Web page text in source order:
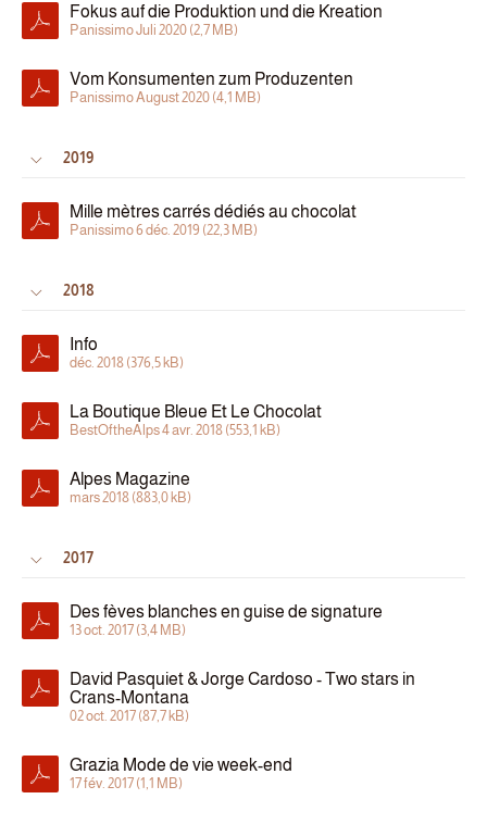
Fokus auf die Produktion und die Kreation
Panissimo Juli 2020 (2,7 MB)
Vom Konsumenten zum Produzenten
Panissimo August 2020 (4,1 MB)
2019
Mille mètres carrés dédiés au chocolat
Panissimo 6 déc. 2019 (22,3 MB)
2018
Info
déc. 2018 (376,5 kB)
La Boutique Bleue Et Le Chocolat
BestOftheAlps 4 avr. 2018 (553,1 kB)
Alpes Magazine
mars 2018 (883,0 kB)
2017
Des fèves blanches en guise de signature
13 oct. 2017 (3,4 MB)
David Pasquiet & Jorge Cardoso - Two stars in
Crans-Montana
02 oct. 2017 (87,7 kB)
Grazia Mode de vie week-end
17 fév. 2017 (1,1 MB)